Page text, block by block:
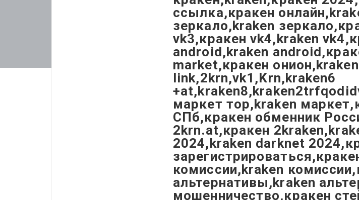
ссылка,кракен
зеркало,kraken
vk3,кракен vk4,kraken
android,kraken
market,кракен
link,2krn,vk1,Krn,kraken6
маркет тор,kraken
СПб,кракен обменник
2krn.at,кракен
2024,kraken darknet
комиссии,kraken
альтернативы,kraken
мошенничество,кракен